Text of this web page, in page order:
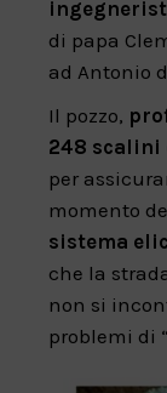
di papa
ad Antonio
Il pozzo,
248 scalini
per
momento
sistema
che la
non si
problemi di